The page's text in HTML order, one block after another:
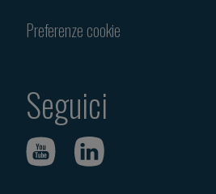
Preferenze cookie
Seguici